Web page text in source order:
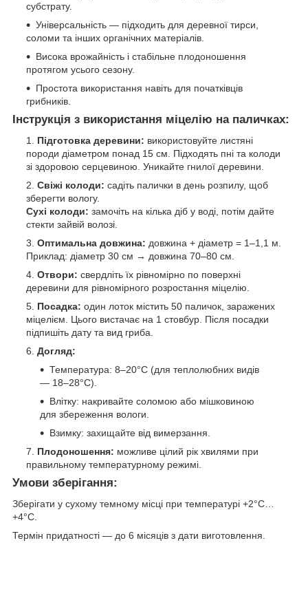
субстрату.
Універсальність — підходить для деревної тирси,
соломи та інших органічних матеріалів.
Висока врожайність і стабільне плодоношення
протягом усього сезону.
Простота використання навіть для початківців
грибників.
Інструкція з використання міцелію на паличках:
Підготовка деревини: використовуйте листяні
породи діаметром понад 15 см. Підходять пні та колоди
зі здоровою серцевиною. Уникайте гнилої деревини.
Свіжі колоди: садіть палички в день розпилу, щоб
зберегти вологу.
Сухі колоди: замочіть на кілька діб у воді, потім дайте
стекти зайвій волозі.
Оптимальна довжина: довжина + діаметр = 1–1,1 м.
Приклад: діаметр 30 см → довжина 70–80 см.
Отвори: свердліть їх рівномірно по поверхні
деревини для рівномірного розростання міцелію.
Посадка: один лоток містить 50 паличок, заражених
міцелієм. Цього вистачає на 1 стовбур. Після посадки
підпишіть дату та вид гриба.
Догляд:
Температура: 8–20°C (для теплолюбних видів
— 18–28°C).
Влітку: накривайте соломою або мішковиною
для збереження вологи.
Взимку: захищайте від вимерзання.
Плодоношення: можливе цілий рік хвилями при
правильному температурному режимі.
Умови зберігання:
Зберігати у сухому темному місці при температурі +2°C…
+4°C.
Термін придатності — до 6 місяців з дати виготовлення.